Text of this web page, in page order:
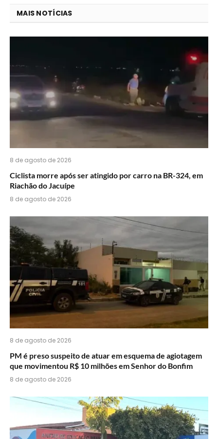
MAIS NOTÍCIAS
8 de agosto de 2026
Ciclista morre após ser atingido por carro na BR-324, em
Riachão do Jacuípe
8 de agosto de 2026
8 de agosto de 2026
PM é preso suspeito de atuar em esquema de agiotagem
que movimentou R$ 10 milhões em Senhor do Bonfim
8 de agosto de 2026